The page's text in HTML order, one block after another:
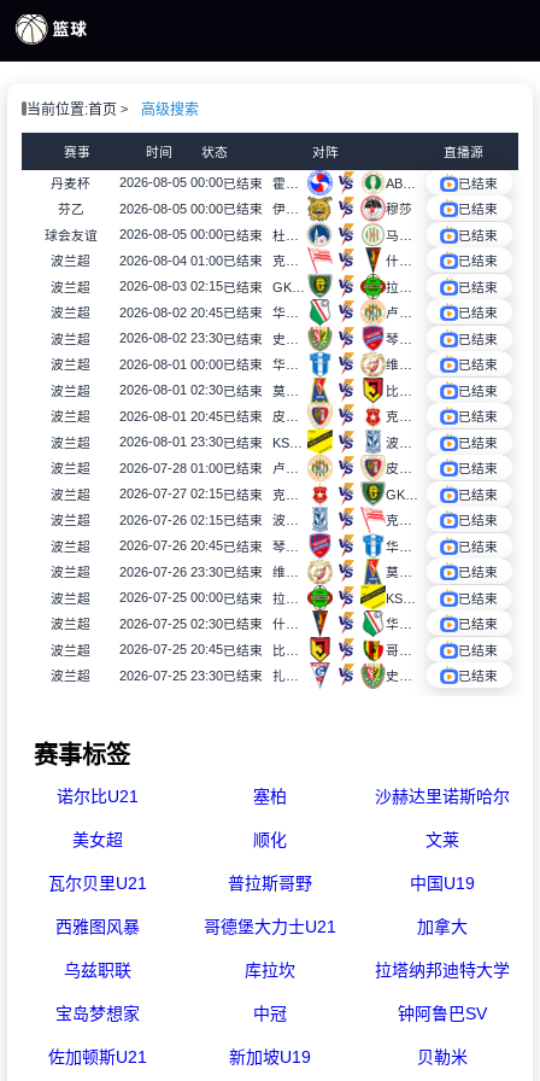
播
闻
当前位置:首页 高级搜索
赛事 时间 状态 对阵 直播源
丹麦杯 2026-08-05 00:00已结束
已结束
芬乙
2026-08-05 00:00已结束 穆莎
已结束
球会友谊
2026-08-05 00:00已结束
已结束
波兰超
2026-08-04 01:00已结束
已结束
波兰超
2026-08-03 02:15已结束
已结束
波兰超
2026-08-02 20:45已结束
已结束
波兰超
2026-08-02 23:30已结束
已结束
波兰超
2026-08-01 00:00已结束
已结束
波兰超
2026-08-01 02:30已结束
已结束
波兰超
2026-08-01 20:45已结束
已结束
波兰超
2026-08-01 23:30已结束
已结束
波兰超
2026-07-28 01:00已结束
已结束
波兰超
2026-07-27 02:15已结束
已结束
波兰超
2026-07-26 02:15已结束
已结束
波兰超
2026-07-26 20:45已结束
已结束
波兰超
2026-07-26 23:30已结束
已结束
波兰超
2026-07-25 00:00已结束
已结束
波兰超
2026-07-25 02:30已结束
已结束
波兰超
2026-07-25 20:45已结束
已结束
波兰超
2026-07-25 23:30已结束 已结束
赛事标签
诺尔比U21 塞柏 沙赫达里诺斯哈尔
美女超 顺化 文莱
瓦尔贝里U21 普拉斯哥野 中国U19
西雅图风暴 哥德堡大力士U21 加拿大
乌兹职联 库拉坎 拉塔纳邦迪特大学
宝岛梦想家 中冠 钟阿鲁巴SV
佐加顿斯U21 新加坡U19 贝勒米